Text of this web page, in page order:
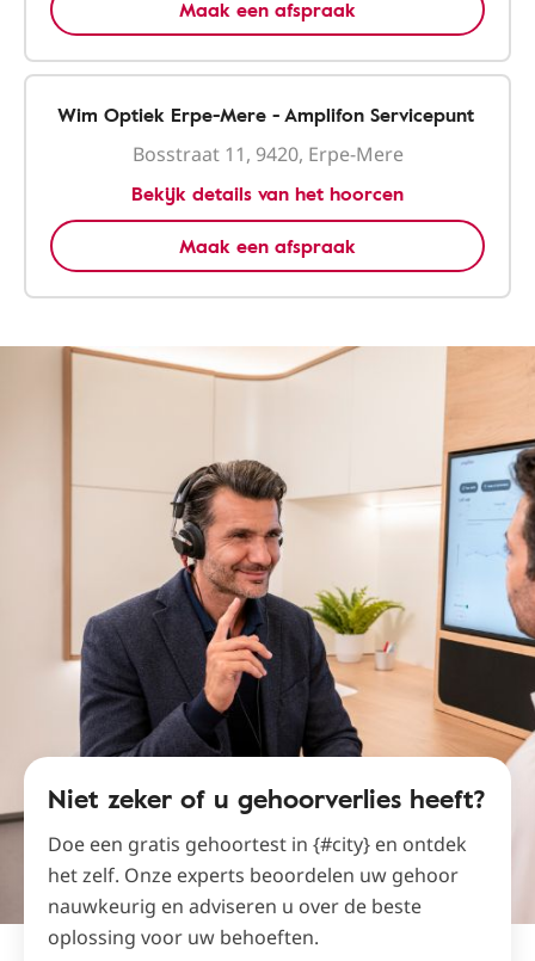
Maak een afspraak
Wim Optiek Erpe-Mere - Amplifon Servicepunt
Bosstraat 11, 9420, Erpe-Mere
Bekijk details van het hoorcen
Maak een afspraak
Niet zeker of u gehoorverlies heeft?
Doe een gratis gehoortest in {#city} en ontdek
het zelf. Onze experts beoordelen uw gehoor
nauwkeurig en adviseren u over de beste
oplossing voor uw behoeften.